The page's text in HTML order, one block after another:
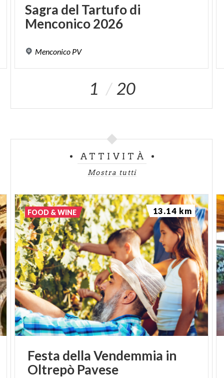
Sagra del Tartufodi
Menconico2026
Menconico PV
1 20
ATTIVITÀ
Mostra tutti
Festa dellaVendemmia in
Oltrepò Pavese
FOOD & WINE 13.14 km